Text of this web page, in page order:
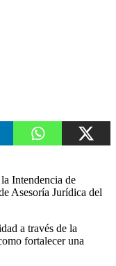
Intendencia de
Asesoría Jurídica del
a través de la
fortalecer una